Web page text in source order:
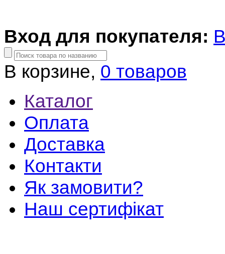
Вход для покупателя:
В корзине, 0 товаров
Каталог
Оплата
Доставка
Контакти
Як замовити?
Наш сертифікат